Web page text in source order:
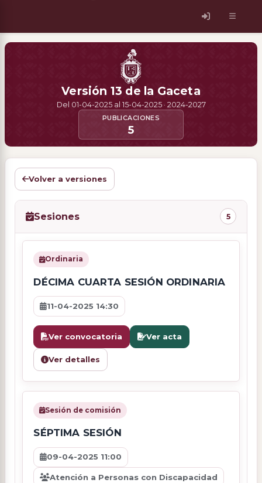
Versión 13 de la Gaceta
Del 01-04-2025 al 15-04-2025 · 2024-2027
PUBLICACIONES
5
Volver a versiones
Sesiones 5
Ordinaria
DÉCIMA CUARTA SESIÓN ORDINARIA
11-04-2025 14:30
Ver convocatoria Ver acta
Ver detalles
Sesión de comisión
SÉPTIMA SESIÓN
09-04-2025 11:00
Atención a Personas con Discapacidad